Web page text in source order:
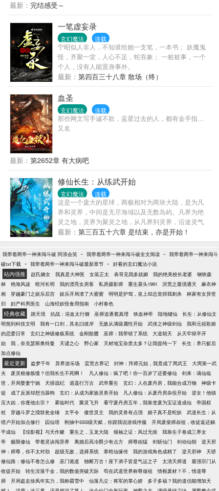
劳累且不敢说一句不好的生活。痛并快乐着，云川悔
恨的泪水从嘴里流出！
最新： 完结感受～
一笔虚妄录
玄幻魔法 连载
宁昭似人非人，不知谁给她一支笔，一本书； 妖魔鬼
怪，齐聚一堂，人心不足，蛇吞象； 一桩桩事，一个
个人，没有人能置身事外。
最新： 第四百三十八章 散场（终）
血圣
玄幻魔法 连载
那些网文写手诚不欺，蓝星过去的人，都有金手指…
又名
最新： 第2652章 有大病吧
修仙长生：从练武开始
玄幻魔法 连载
这是一个庞大的星球，两极相对为两块大陆，是为凡
界和灵界，中间是无尽海域以及无数岛屿。凡界为绝
灵之地，灵界为聚灵之地，从凡界到灵界，沿途灵气
越来越浓郁，各类物种的实力也越来越高。凡界大
陆，因为没有灵气，只能向内求索，开发出了武道。
凡界，大源王朝，末年，流贼遍地，义军四起，百姓
民不聊生。张长生穿越而来，出身农奴，年十八，野
心勃发。“既然底层无上升之路，那我就杀出一条路
来！”——张长生语录。习武、造反、打天下！而随着
他接触的信息越来越多，才发现这个世界并不简单。
武道之上，还有仙途，他毫不犹豫的放下皇位，踏上
修仙长生大道。
最新： 第三百五十六章 是结束，亦是开始！
我带着两帝一神来闯斗破 阿浪会笑 - 我带着两帝一神来闯斗破全文阅读 - 我带着两帝一神来闯斗
破txt下载 - 我带着两帝一神来闯斗破最新章节 - 好看的玄幻魔法小说
站内强推 赵氏嫡女 我真是大神医 女装正太 表哥见我多妩媚 我的绝美校长老婆
钢铁森
林
艳海风波 暗河长明 我的漂亮女房客 私房摄影师 重生寡头1991 洪荒之最强通天
麻衣神
相
穿越豪门之娱乐后宫 娱乐开局渣了大蜜蜜 明明是护驾，皇上却总觉得我刺杀
林家有女异世
归
妇产科男医生 山海经妖怪食用指南 小村春色
经典收藏 踏天境 抗战：浴血太行侧 巫师追逐着真理 铁血神帝 陆地键仙
长生：从修仙文
明熬到科技文明
我有一口剑，其名曰彼岸 无敌从满级属性开始 武侠之神级剑仙
我和元祖歌姬
的恋爱日常
玄幻之神级修炼系统 金刚骷髅 巫师：我带错了系统 大道朝天
从天牢狱卒开
始
我，奈克瑟斯奥特曼 天谴之心 野心家 天材地宝杂质太多？让我提纯一下
长生：养只蚁后
加点修仙
最近更新 盗梦千年 异界游乐场 蛮荒古界记 封神：拜师元始，我竟成了周武王
大周第一武
夫
废灵根修炼慢？但我长生不死啊！ 凡人修仙：疯了吧！你一百岁了还要修仙
剑来：谪仙临
世，开局娶妻宁姚
天骄战纪 逍遥行万古 武帝重生 玄幻：人在废丹房，我能合成万物
神级卡
徒
成了反派却想当舔狗 玄幻：从成为家族灵兽开始 凡人修仙：从废丹房杂役开始
逆女！他镇
压大凶，你逐他出宗？
雾临时代 聚灵飞升 看守废丹房五年，我靠变废为宝证道成仙
帝国权
杖
穿越斗罗之擂鼓瓮金锤 太平令 傲世灵主 我的灵兽有点强 娘子真不是蛇妖
武道长生：从
猎户开始加点修行
囚仙塔 刚抽中SSS级天赋，你跟我说游戏停服
开局废柴师叔祖，收徒返还躺
平成仙
【综影视】与天作赌 重生之，玉龙大陆 领袖之证：风过无痕
我靠生子卷成三界女
帝
极限修仙 带着灵诀闯异界 离婚后高冷爵少有点方 师尊凶猛 剑斩仙门 剑动仙朝
逆天邪
神：师尊，你不太对劲
超级无敌，选择系统 寒棺仙缘传 我的游戏角色成精了 逆天邪神
天骄
修仙路：修仙不卷怎么修
巫门诡道 独断万古！座下弟子皆是气运之子 太清天师道
最强宗门从
收徒开始
转生没落千金，我的数值突破天际 苟在武道世界称尊做祖
情根废材？不，情道尊
师
开局盗走徐凤年实力，我称霸雪中 仙落凡尘：将军的掌心娇
多子多福？我的道侣能增加天